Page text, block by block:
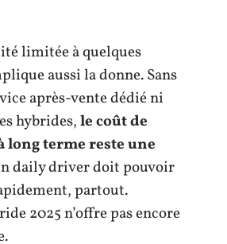
limitée à quelques
aussi la donne. Sans
après-vente dédié ni
hybrides,le coût de
long terme reste une
daily driver doit pouvoir
partout.
2025 n’offre pas encore